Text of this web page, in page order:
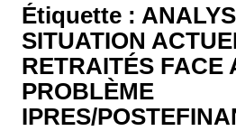
Étiquette :
SITUATION
RETRAITÉS FACE
PROBLÈME
IPRES/